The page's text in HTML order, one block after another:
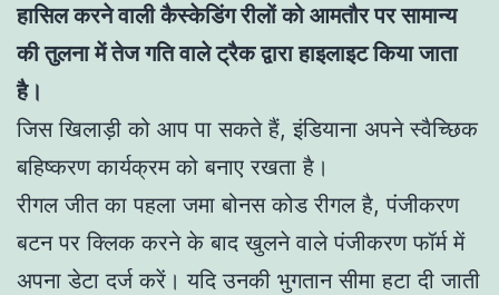
हासिल करने वाली कैस्केडिंग रीलों को आमतौर पर सामान्य
की तुलना में तेज गति वाले ट्रैक द्वारा हाइलाइट किया जाता
है।
जिस खिलाड़ी को आप पा सकते हैं, इंडियाना अपने स्वैच्छिक
बहिष्करण कार्यक्रम को बनाए रखता है।
रीगल जीत का पहला जमा बोनस कोड रीगल है, पंजीकरण
बटन पर क्लिक करने के बाद खुलने वाले पंजीकरण फॉर्म में
अपना डेटा दर्ज करें। यदि उनकी भुगतान सीमा हटा दी जाती